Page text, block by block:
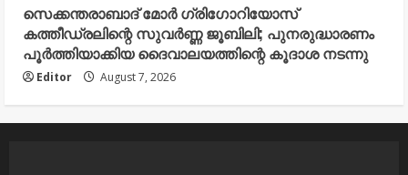
സെക്കന്തരാബാദ് മോർ ഗ്രിഗോറിയോസ്
കത്തീഡ്രലിന്റെ സുവർണ്ണ ജൂബിലി; പുനരുദ്ധാരണം
പൂർത്തിയാക്കിയ ദൈവാലയത്തിന്റെ കൂദാശ നടന്നു
Editor August 7, 2026